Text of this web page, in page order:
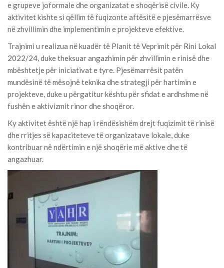
e grupeve joformale dhe organizatat e shoqërisë civile. Ky
aktivitet kishte si qëllim të fuqizonte aftësitë e pjesëmarrësve
në zhvillimin dhe implementimin e projekteve efektive.
Trajnimi u realizua në kuadër të Planit të Veprimit për Rini Lokal
2022/24, duke theksuar angazhimin për zhvillimin e rinisë dhe
mbështetje për iniciativat e tyre. Pjesëmarrësit patën
mundësinë të mësojnë teknika dhe strategji për hartimin e
projekteve, duke u përgatitur kështu për sfidat e ardhshme në
fushën e aktivizmit rinor dhe shoqëror.
Ky aktivitet është një hap i rëndësishëm drejt fuqizimit të rinisë
dhe rritjes së kapaciteteve të organizatave lokale, duke
kontribuar në ndërtimin e një shoqërie më aktive dhe të
angazhuar.